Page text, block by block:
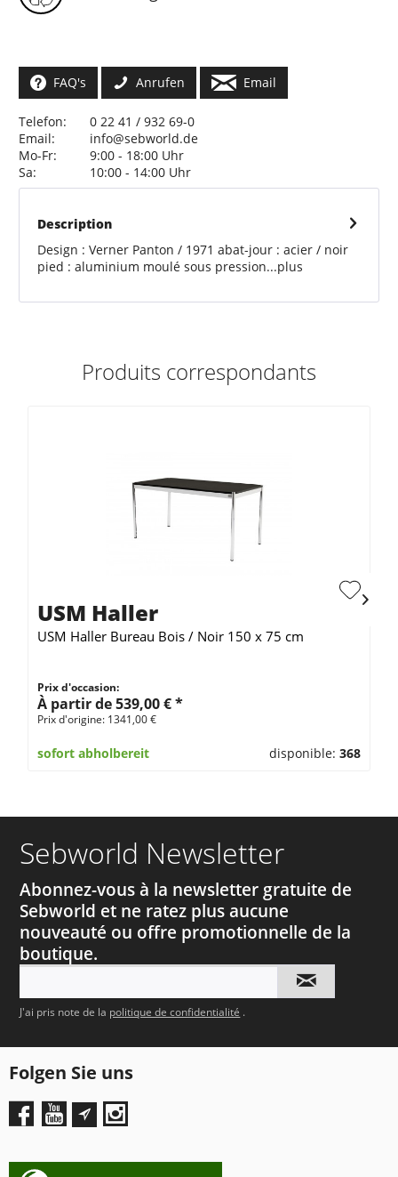
FAQ's Anrufen Email
Telefon:
0 22 41 / 932 69-0
Email:
info@sebworld.de
Mo-Fr:
9:00 - 18:00 Uhr
Sa:
10:00 - 14:00 Uhr
Description
Design : Verner Panton / 1971 abat-jour : acier / noir
pied : aluminium moulé sous pression...plus
Produits correspondants
USM Haller
USM Haller Bureau Bois / Noir 150 x 75 cm
Prix d'occasion:
À partir de 539,00 € *
Prix d'origine: 1341,00 €
sofort abholbereit disponible: 368
Sebworld Newsletter
Abonnez-vous à la newsletter gratuite de
Sebworld et ne ratez plus aucune
nouveauté ou offre promotionnelle de la
boutique.
J'ai pris note de la politique de confidentialité .
Folgen Sie uns